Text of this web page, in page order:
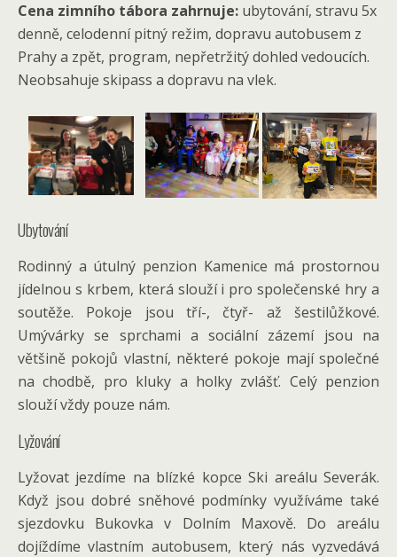
Cena zimního tábora zahrnuje: ubytování, stravu 5x
denně, celodenní pitný režim, dopravu autobusem z
Prahy a zpět, program, nepřetržitý dohled vedoucích.
Neobsahuje skipass a dopravu na vlek.
Ubytování
Rodinný a útulný penzion Kamenice má prostornou
jídelnou s krbem, která slouží i pro společenské hry a
soutěže. Pokoje jsou tří-, čtyř- až šestilůžkové.
Umývárky se sprchami a sociální zázemí jsou na
většině pokojů vlastní, některé pokoje mají společné
na chodbě, pro kluky a holky zvlášť. Celý penzion
slouží vždy pouze nám.
Lyžování
Lyžovat jezdíme na blízké kopce Ski areálu Severák.
Když jsou dobré sněhové podmínky využíváme také
sjezdovku Bukovka v Dolním Maxově. Do areálu
dojíždíme vlastním autobusem, který nás vyzvedává